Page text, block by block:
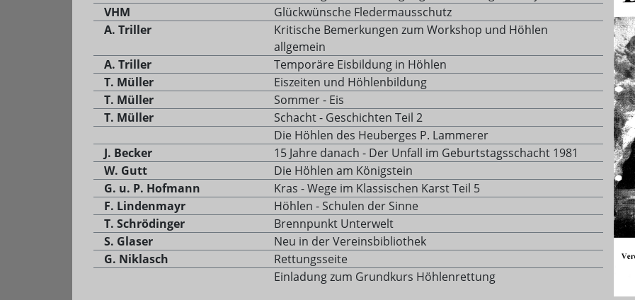
VHM
Glückwünsche Fledermausschutz
A. Triller
Kritische Bemerkungen zum Workshop und Höhlen
allgemein
A. Triller
Temporäre Eisbildung in Höhlen
T. Müller
Eiszeiten und Höhlenbildung
T. Müller
Sommer - Eis
T. Müller
Schacht - Geschichten Teil 2
Die Höhlen des Heuberges P. Lammerer
J. Becker
15 Jahre danach - Der Unfall im Geburtstagsschacht 1981
W. Gutt
Die Höhlen am Königstein
G. u. P. Hofmann
Kras - Wege im Klassischen Karst Teil 5
F. Lindenmayr
Höhlen - Schulen der Sinne
T. Schrödinger
Brennpunkt Unterwelt
S. Glaser
Neu in der Vereinsbibliothek
G. Niklasch
Rettungsseite
Einladung zum Grundkurs Höhlenrettung